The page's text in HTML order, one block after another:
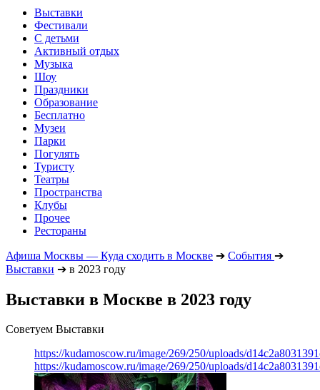
Выставки
Фестивали
С детьми
Активный отдых
Музыка
Шоу
Праздники
Образование
Бесплатно
Музеи
Парки
Погулять
Туристу
Театры
Пространства
Клубы
Прочее
Рестораны
Афиша Москвы — Куда сходить в Москве ➔ События ➔
Выставки ➔ в 2023 году
Выставки в Москве в 2023 году
Советуем Выставки
https://kudamoscow.ru/image/269/250/uploads/
https://kudamoscow.ru/image/269/250/uploads/